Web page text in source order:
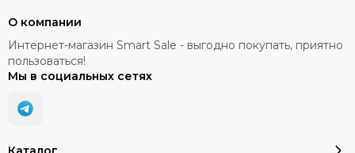
О компании
Интернет-магазин Smart Sale - выгодно покупать, приятно
пользоваться!
Мы в социальных сетях